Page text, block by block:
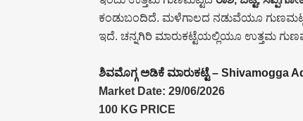
ಕಂಡುಬಂದಿದೆ. ಮಳೆಗಾಲದ ನಡುವೆಯೂ
ಇದೆ. ಚನ್ನಗಿರಿ ಮಾರುಕಟ್ಟೆಯಲ್ಲಿಯೂ ಉತ್ತಮ
ಶಿವಮೊಗ್ಗ ಅಡಿಕೆ ಮಾರುಕಟ್ಟೆ – Shivamogga
Market Date: 29/06/2026
100 KG PRICE